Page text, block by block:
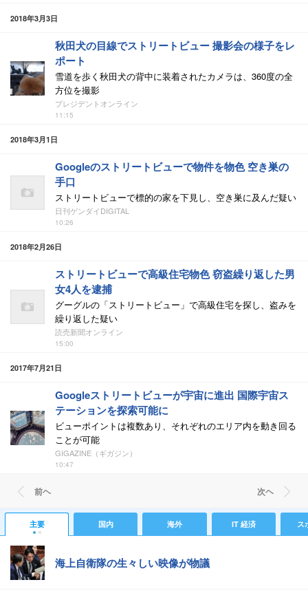
2018年3月3日
秋田犬の目線でストリートビュー 撮影会の様子をレ
ポート
雪道を歩く秋田犬の背中に装着されたカメラは、360度の全
方位を撮影
プレジデントオンライン
11:15
2018年3月1日
Googleのストリートビューで物件を物色 空き巣の
手口
ストリートビューで標的の家を下見し、空き巣に及んだ疑い
日刊ゲンダイDIGITAL
10:26
2018年2月26日
ストリートビューで高級住宅物色 窃盗繰り返した男
女4人を逮捕
グーグルの「ストリートビュー」で高級住宅を探し、盗みを
繰り返した疑い
読売新聞オンライン
15:00
2017年7月21日
Googleストリートビューが宇宙に進出 国際宇宙ス
テーションを探索可能に
ビューポイントは複数あり、それぞれのエリア内を動き回る
ことが可能
GIGAZINE（ギガジン）
10:47
前ヘ 次ヘ
主要 国内 海外 IT 経済 ス
海上自衛隊の生々しい映像が物議